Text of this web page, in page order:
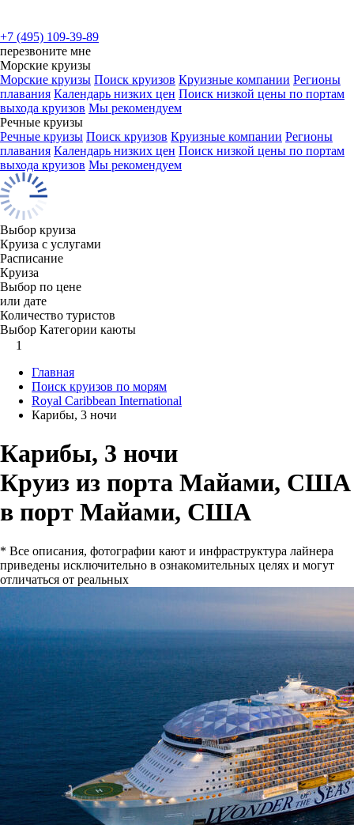
+7 (495) 109-39-89
перезвоните мне
Морские круизы
Морские круизы Поиск круизов Круизные компании Регионы
плавания Календарь низких цен Поиск низкой цены по портам
выхода круизов Мы рекомендуем
Речные круизы
Речные круизы Поиск круизов Круизные компании Регионы
плавания Календарь низких цен Поиск низкой цены по портам
выхода круизов Мы рекомендуем
Выбор круиза
Круиза с услугами
Расписание
Круиза
Выбор по цене
или дате
Количество туристов
Выбор Категории каюты
1
Главная
Поиск круизов по морям
Royal Caribbean International
Карибы, 3 ночи
Карибы, 3 ночи
Круиз из порта Майами, США
в порт Майами, США
* Все описания, фотографии кают и инфраструктура лайнера
приведены исключительно в ознакомительных целях и могут
отличаться от реальных